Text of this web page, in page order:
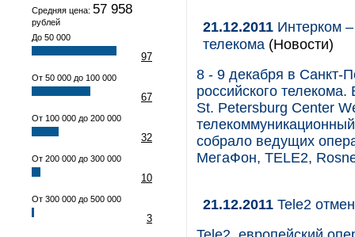
Средняя цена: 57 958
рублей
До 50 000
97
От 50 000 до 100 000
67
От 100 000 до 200 000
32
От 200 000 до 300 000
10
От 300 000 до 500 000
3
21.12.2011 Интерком
телекома (Новости)
8 - 9 декабря в Санкт-
российского
St. Petersburg Center
собрало ведущих
МегаФон, TELE2,
21.12.2011 Tele2